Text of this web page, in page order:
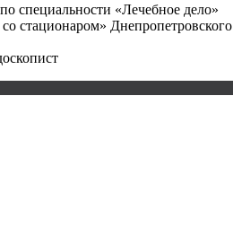
специальности «Лечебное дело»